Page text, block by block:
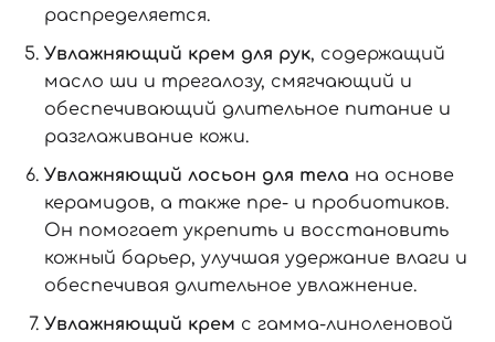
распределяется.
Увлажняющий крем для рук, содержащий
масло ши и трегалозу, смягчающий и
обеспечивающий длительное питание и
разглаживание кожи.
Увлажняющий лосьон для тела на основе
керамидов, а также пре- и пробиотиков.
Он помогает укрепить и восстановить
кожный барьер, улучшая удержание влаги и
обеспечивая длительное увлажнение.
Увлажняющий крем с гамма-линоленовой